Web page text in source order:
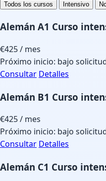
Todos los cursos Intensivo
Alemán A1 Curso
€425/ mes
Próximo inicio: bajo
Consultar Detalles
Alemán B1 Curso
€425/ mes
Próximo inicio: bajo
Consultar Detalles
Alemán C1 Curso